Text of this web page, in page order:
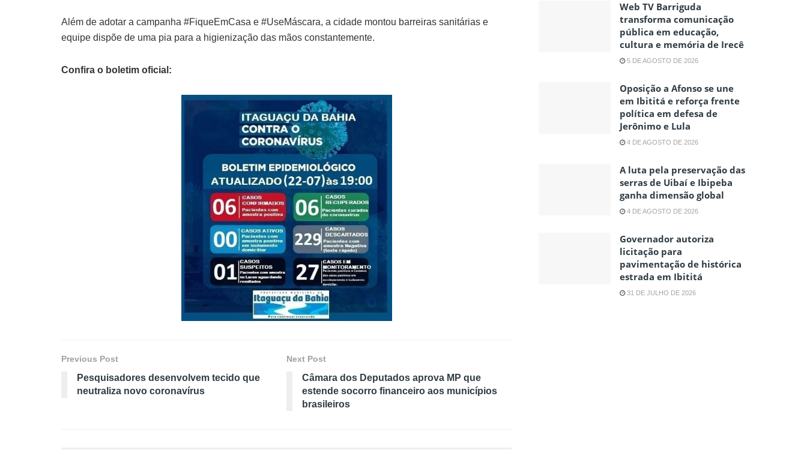
Além de adotar a campanha #FiqueEmCasa e #UseMáscara, a cidade montou barreiras sanitárias e
equipe dispõe de uma pia para a higienização das mãos constantemente.
Confira o boletim oficial:
Previous Post
Pesquisadores desenvolvem tecido que
neutraliza novo coronavírus
Next Post
Câmara dos Deputados aprova MP que
estende socorro financeiro aos municípios
brasileiros
Web TV Barriguda
transforma comunicação
pública em educação,
cultura e memória de Irecê
5 DE AGOSTO DE 2026
Oposição a Afonso se une
em Ibititá e reforça frente
política em defesa de
Jerônimo e Lula
4 DE AGOSTO DE 2026
A luta pela preservação das
serras de Uibaí e Ibipeba
ganha dimensão global
4 DE AGOSTO DE 2026
Governador autoriza
licitação para
pavimentação de histórica
estrada em Ibititá
31 DE JULHO DE 2026